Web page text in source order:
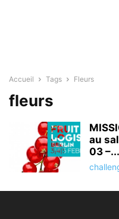
Accueil Tags Fleurs
fleurs
au
03 –...